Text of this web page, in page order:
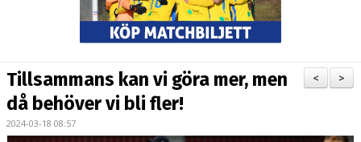
BILDER ESKILSCUPEN
PARTNERS
KALENDER
>
<
Tillsammans kan vi göra mer, men
då behöver vi bli fler!
2024-03-18 08:57